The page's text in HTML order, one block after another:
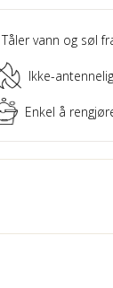
Tåler vann og søl
Ikke-antennelig
Enkel å